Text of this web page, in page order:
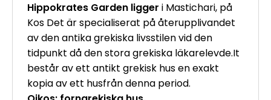
Hippokrates Garden ligger i Mastichari, på
Kos Det är specialiserat på återupplivandet
av den antika grekiska livsstilen vid den
tidpunkt då den stora grekiska läkarelevde.It
består av ett antikt grekisk hus en exakt
kopia av ett husfrån denna period.